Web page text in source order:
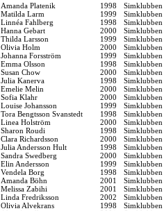
Amanda Platenik 1998
Matilda Larm 1999
Simklubben
Linnéa Fahlberg 1998
Hanna Gebart 2000
Simklubben
Thilda Larsson 1999
Olivia Holm 2000
Simklubben
Johanna Forsström 1999
Emma Olsson 1998
Susan Chow 2000
Julia Kanerva 1998
Simklubben
Emelie Melin 2000
Sofia Klahr 2000
Louise Johansson 1999
Tora Bengtsson Svanstedt 1998
Linea Holström 2000
Sharon Roudi 1998
Clara Richardsson 2000
Simklubben
Julia Andersson Hult 1998
Simklubben
Sandra Swedberg 2000
Elin Andersson 1999
Simklubben
Vendela Borg 1998
Simklubben
Amanda Böhn 2001
Simklubben
Melissa Zabihi 2001
Simklubben
Linda Fredriksson 2002
Olivia Alvekrans 1998